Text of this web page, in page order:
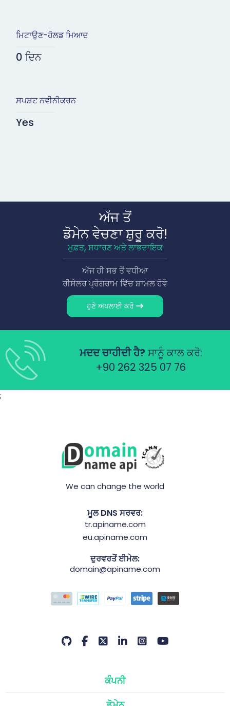
ਮਿਟਾਉਣ-ਹੋਲਡ ਮਿਆਦ
0 ਦਿਨ
ਸਪਸ਼ਟ ਨਵੀਨੀਕਰਨ
Yes
ਅੱਜ ਤੋਂ
ਡੋਮੇਨ ਵੇਚਣਾ ਸ਼ੁਰੂ ਕਰੋ!
ਮੁਫ਼ਤ, ਸਧਾਰਣ ਅਤੇ ਲਾਭਦਾਇਕ
ਅੱਜ ਹੀ ਸਭ ਤੋਂ ਵਧੀਆ
ਰੀਸੇਲਰ ਪ੍ਰੋਗਰਾਮ ਵਿੱਚ ਸ਼ਾਮਲ ਹੋਵੋ
ਹੁਣੇ ਅਪਲਾਈ ਕਰੋ
ਮਦਦ ਚਾਹੀਦੀ ਹੈ? ਸਾਨੂੰ ਕਾਲ ਕਰੋ:
+90 262 325 07 76
;
We can change the world
ਮੂਲ DNS ਸਰਵਰ:
tr.apiname.com
eu.apiname.com
ਦੁਰਵਰਤੋਂ ਈਮੇਲ:
domain@apiname.com
ਕੰਪਨੀ